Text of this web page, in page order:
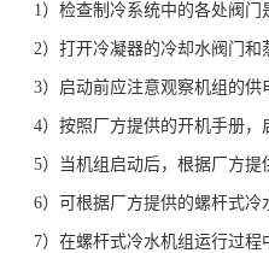
1）检查制冷系统中的各处阀门
2）打开冷凝器的冷却水阀门和
3）启动前应注意观察机组的供
4）按照厂方提供的开机手册，
5）当机组启动后，根据厂方提
6）可根据厂方提供的螺杆式冷
7）在螺杆式冷水机组运行过程